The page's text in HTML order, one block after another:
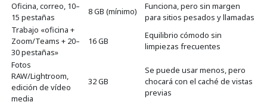
Oficina, correo, 10–
15 pestañas
8 GB (mínimo)
Funciona, pero sin margen
para sitios pesados y llamadas
Trabajo «oficina +
Zoom/Teams + 20–
30 pestañas»
16 GB
Equilibrio cómodo sin
limpiezas frecuentes
Fotos
RAW/Lightroom,
edición de vídeo
media
32 GB
Se puede usar menos, pero
chocará con el caché de vistas
previas